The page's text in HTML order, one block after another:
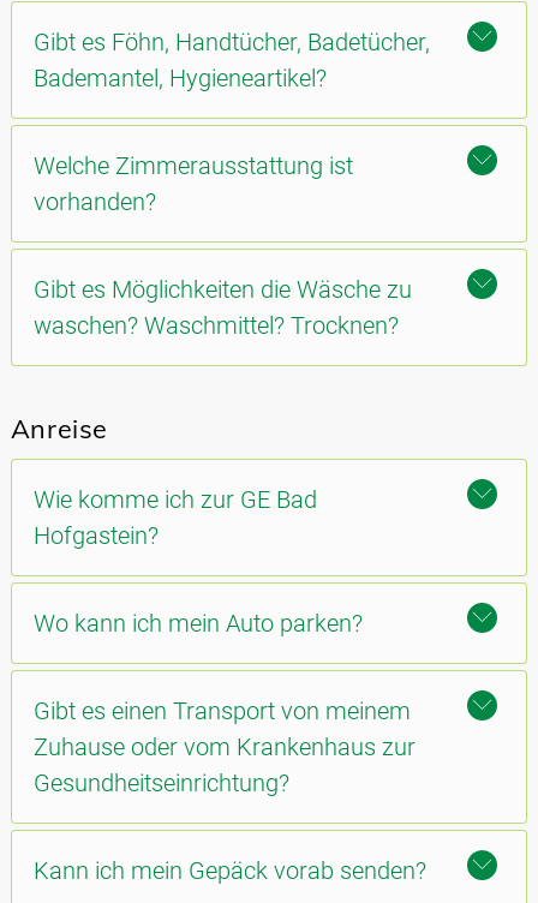
Gibt es Föhn, Handtücher, Badetücher,
Bademantel, Hygieneartikel?
Welche Zimmerausstattung ist
vorhanden?
Gibt es Möglichkeiten die Wäsche zu
waschen? Waschmittel? Trocknen?
Anreise
Wie komme ich zur GE Bad
Hofgastein?
Wo kann ich mein Auto parken?
Gibt es einen Transport von meinem
Zuhause oder vom Krankenhaus zur
Gesundheitseinrichtung?
Kann ich mein Gepäck vorab senden?